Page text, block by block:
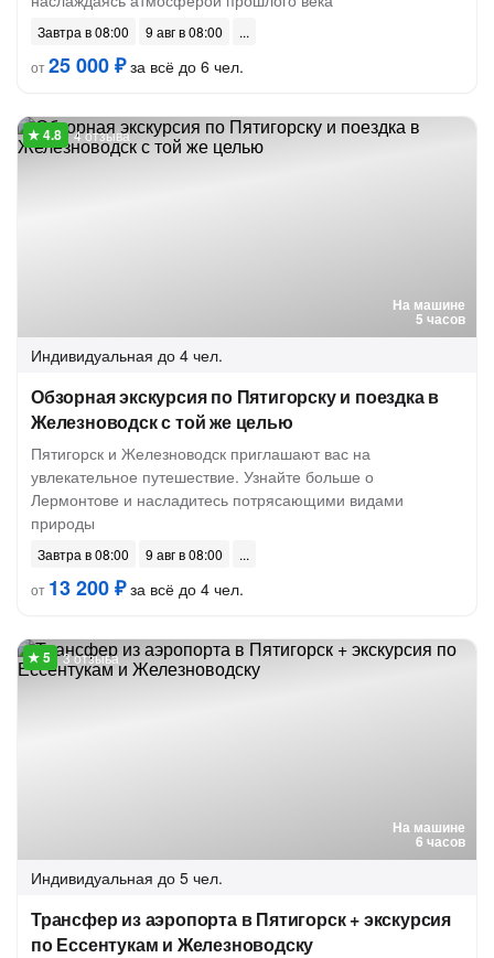
Завтра в 08:00
9 авг в 08:00
от25 000 ₽за всё до 6 чел.
На машине
5 часов
4 отзыва
Индивидуальная до 4 чел.
Обзорная экскурсия по Пятигорску и поездка в
Железноводск с той же целью
Пятигорск и Железноводск приглашают вас на
увлекательное путешествие. Узнайте больше о
Лермонтове и насладитесь потрясающими видами
природы
Завтра в 08:00
9 авг в 08:00
от 13 200 ₽за всё до 4 чел.
На машине
6 часов
3 отзыва
Индивидуальная до 5 чел.
Трансфер из аэропорта в Пятигорск + экскурсия
по Ессентукам и Железноводску